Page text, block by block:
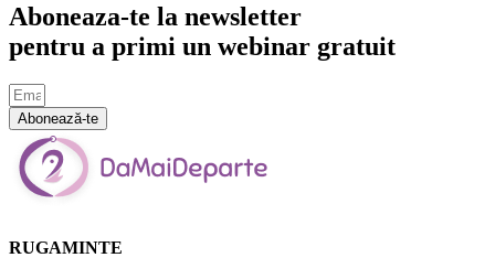
Aboneaza-te la newsletter
pentru a primi un webinar gratuit
Abonează-te
RUGAMINTE